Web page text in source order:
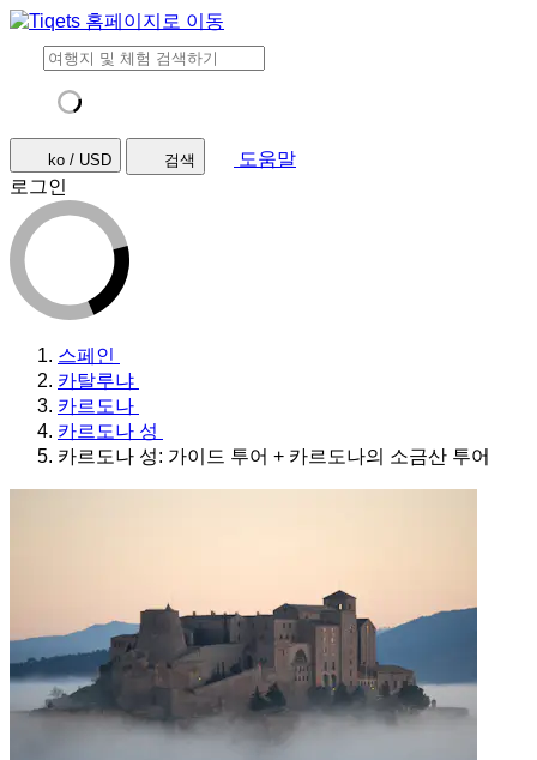
ko / USD 검색
도움말
로그인
스페인
카탈루냐
카르도나
카르도나 성
카르도나 성: 가이드 투어 + 카르도나의 소금산 투어